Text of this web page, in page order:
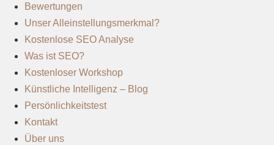
Bewertungen
Unser Alleinstellungsmerkmal?
Kostenlose SEO Analyse
Was ist SEO?
Kostenloser Workshop
Künstliche Intelligenz – Blog
Persönlichkeitstest
Kontakt
Über uns